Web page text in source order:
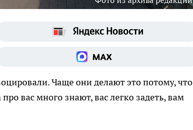
Чаще они делают это потому, что
вас много знают, вас легко задеть, вам